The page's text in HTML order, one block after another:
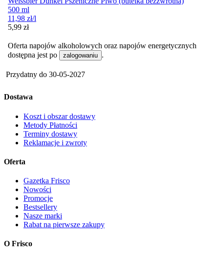
500 ml
11,98 zł/l
Cena
5,99 zł
Oferta napojów alkoholowych oraz napojów energetycznych
dostępna jest po
zalogowaniu .
Przydatny do 30-05-2027
Dostawa
Koszt i obszar dostawy
Metody Płatności
Terminy dostawy
Reklamacje i zwroty
Oferta
Gazetka Frisco
Nowości
Promocje
Bestsellery
Nasze marki
Rabat na pierwsze zakupy
O Frisco